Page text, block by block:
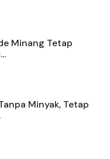
Minang Tetap
Minyak, Tetap